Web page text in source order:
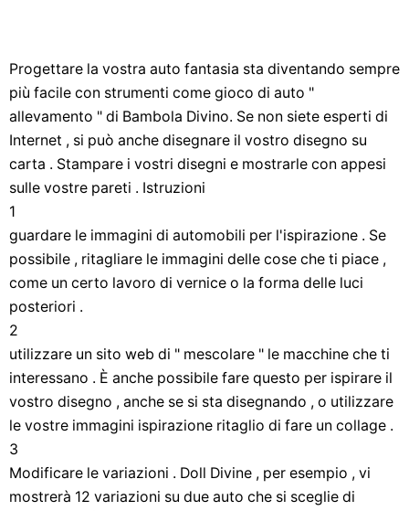
Progettare la vostra auto fantasia sta diventando sempre
più facile con strumenti come gioco di auto "
allevamento " di Bambola Divino. Se non siete esperti di
Internet , si può anche disegnare il vostro disegno su
carta . Stampare i vostri disegni e mostrarle con appesi
sulle vostre pareti . Istruzioni
1
guardare le immagini di automobili per l'ispirazione . Se
possibile , ritagliare le immagini delle cose che ti piace ,
come un certo lavoro di vernice o la forma delle luci
posteriori .
2
utilizzare un sito web di " mescolare " le macchine che ti
interessano . È anche possibile fare questo per ispirare il
vostro disegno , anche se si sta disegnando , o utilizzare
le vostre immagini ispirazione ritaglio di fare un collage .
3
Modificare le variazioni . Doll Divine , per esempio , vi
mostrerà 12 variazioni su due auto che si sceglie di